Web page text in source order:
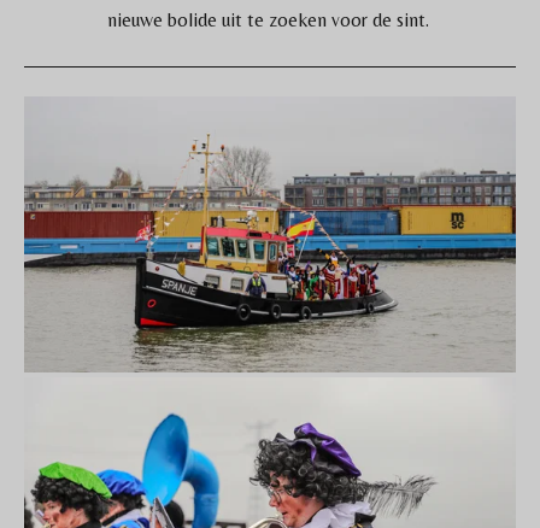
nieuwe bolide uit te zoeken voor de sint.